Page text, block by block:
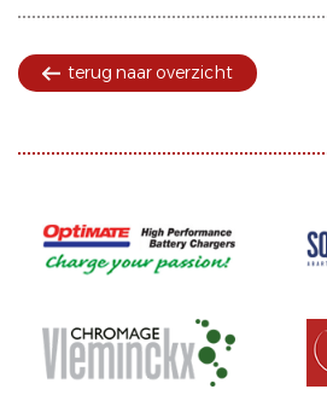
terug naar overzicht